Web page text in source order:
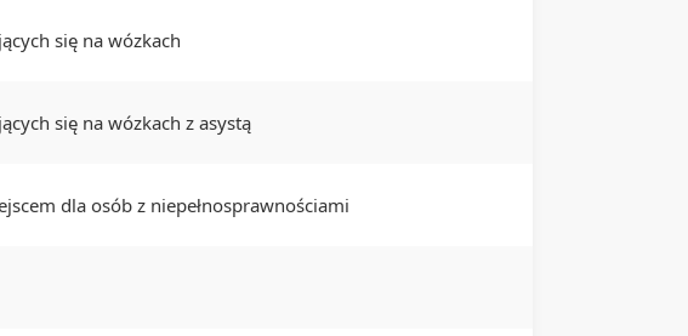
się na wózkach
się na wózkach z asystą
dla osób z niepełnosprawnościami